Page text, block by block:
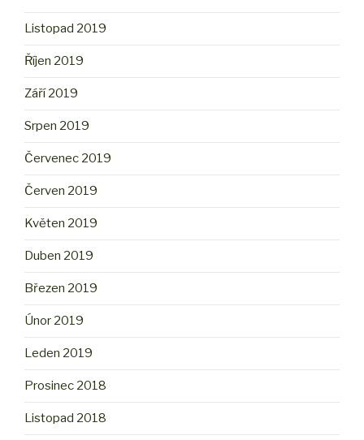
Listopad 2019
Říjen 2019
Září 2019
Srpen 2019
Červenec 2019
Červen 2019
Květen 2019
Duben 2019
Březen 2019
Únor 2019
Leden 2019
Prosinec 2018
Listopad 2018